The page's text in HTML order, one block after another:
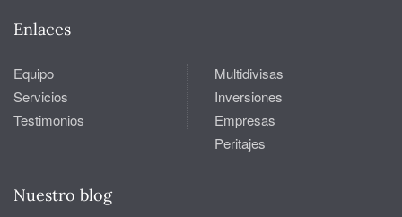
Enlaces
Equipo
Servicios
Testimonios
Multidivisas
Inversiones
Empresas
Peritajes
Nuestro blog